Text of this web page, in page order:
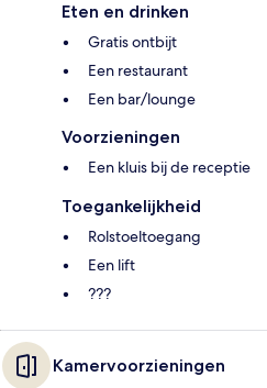
Eten en drinken
Gratis ontbijt
Een restaurant
Een bar/lounge
Voorzieningen
Een kluis bij de receptie
Toegankelijkheid
Rolstoeltoegang
Een lift
???
Kamervoorzieningen